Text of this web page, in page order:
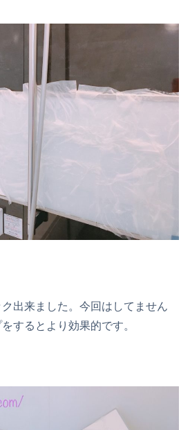
出来ました。今回はしてません
するとより効果的です。